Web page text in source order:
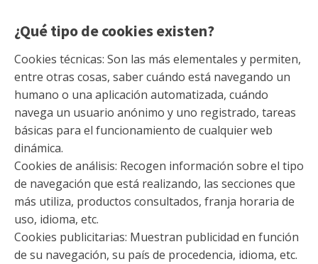
¿Qué tipo de cookies existen?
Cookies técnicas: Son las más elementales y permiten,
entre otras cosas, saber cuándo está navegando un
humano o una aplicación automatizada, cuándo
navega un usuario anónimo y uno registrado, tareas
básicas para el funcionamiento de cualquier web
dinámica.
Cookies de análisis: Recogen información sobre el tipo
de navegación que está realizando, las secciones que
más utiliza, productos consultados, franja horaria de
uso, idioma, etc.
Cookies publicitarias: Muestran publicidad en función
de su navegación, su país de procedencia, idioma, etc.